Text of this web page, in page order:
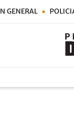
GENERAL